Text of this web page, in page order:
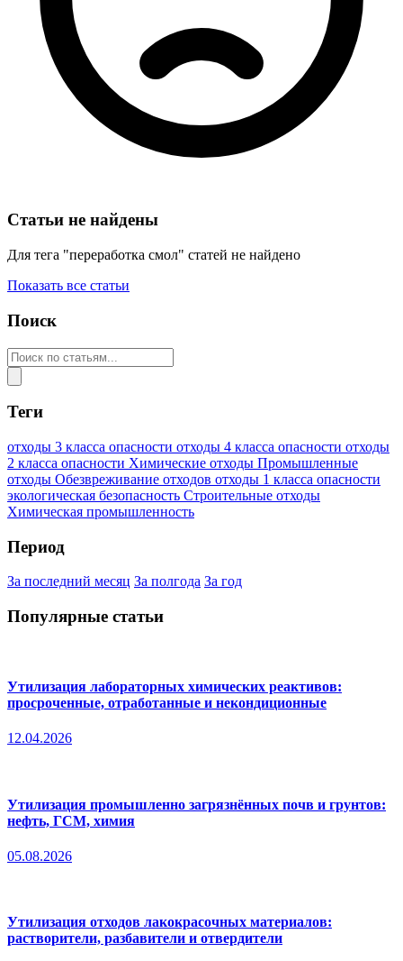
Статьи не найдены
Для тега "переработка смол" статей не найдено
Показать все статьи
Поиск
Теги
отходы 3 класса опасности отходы 4 класса опасности отходы
2 класса опасности Химические отходы Промышленные
отходы Обезвреживание отходов отходы 1 класса опасности
экологическая безопасность Строительные отходы
Химическая промышленность
Период
За последний месяц За полгода За год
Популярные статьи
Утилизация лабораторных химических реактивов:
просроченные, отработанные и некондиционные
12.04.2026
Утилизация промышленно загрязнённых почв и грунтов:
нефть, ГСМ, химия
05.08.2026
Утилизация отходов лакокрасочных материалов:
растворители, разбавители и отвердители